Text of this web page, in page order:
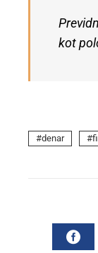
kot
denar